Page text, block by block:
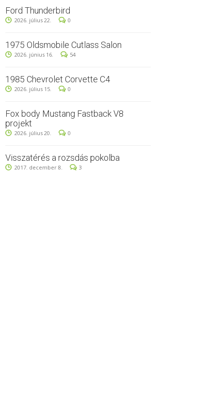
Ford Thunderbird
2026. július 22. 0
1975 Oldsmobile Cutlass Salon
2026. június 16. 54
1985 Chevrolet Corvette C4
2026. július 15. 0
Fox body Mustang Fastback V8
projekt
2026. július 20. 0
Visszatérés a rozsdás pokolba
2017. december 8. 3